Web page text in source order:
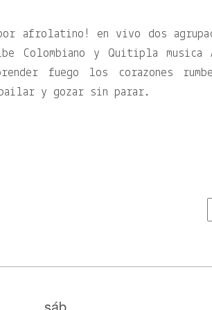
afrolatino! en vivo dos
Colombiano y Quitipla musica
fuego los corazones
y gozar sin parar.